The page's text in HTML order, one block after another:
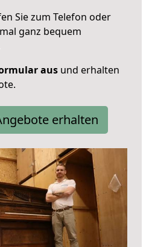
Sie zum Telefon oder
ganz bequem
aus und erhalten
erhalten